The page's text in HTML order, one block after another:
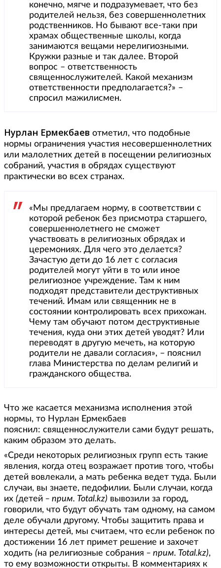
конечно, мягче и подразумевает, что без
родителей нельзя, без совершеннолетних
родственников. Но бывают все-таки при
храмах общественные школы, когда
занимаются вещами нерелигиозными.
Кружки разные и так далее. Второй
вопрос – ответственность
священнослужителей. Какой механизм
ответственности предполагается?» –
спросил мажилисмен.
Нурлан Ермекбаев отметил, что подобные
нормы ограничения участия несовершеннолетних
или малолетних детей в посещении религиозных
собраний, участия в обрядах существуют
практически во всех странах.
«Мы предлагаем норму, в соответствии с
которой ребенок без присмотра старшего,
совершеннолетнего не сможет
участвовать в религиозных обрядах и
церемониях. Для чего это делается?
Зачастую дети до 16 лет с согласия
родителей могут уйти в то или иное
религиозное учреждение. Там к ним
подходят представители деструктивных
течений. Имам или священник не в
состоянии контролировать всех прихожан.
Чему там обучают потом деструктивные
течения, куда они этих детей уводят? Или
переводят в другую мечеть, на которую
родители не давали согласия», ­– пояснил
глава Министерства по делам религий и
гражданского общества.
Что же касается механизма исполнения этой
нормы, то Нурлан Ермекбаев
пояснил: священнослужители сами будут решать,
каким образом это делать.
«Среди некоторых религиозных групп есть такие
явления, когда отец возражает против того, чтобы
детей вовлекали, а мать ребенка ведет туда. Были
случаи, вы знаете, педофилии. Были случаи, когда
их (детей – прим. Total.kz) вывозили за город,
говорили, что будут обучать там одному, на самом
деле обучали другому. Чтобы защитить права и
интересы детей, мы считаем, что если ребенок по
достижении 16 лет примет решение и захочет
ходить (на религиозные собрания – прим. Total.kz),
то ему возможности открыты. В комментариях к